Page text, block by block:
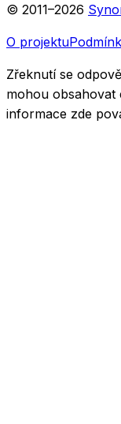
© 2011–2026
O projektu
Zřeknutí se
mohou obsahovat
informace zde